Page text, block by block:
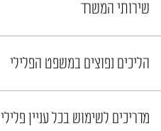
שירותי המשרד
הליכים נפוצים במשפט הפלילי
מדריכים לשימוש בכל עניין פלילי